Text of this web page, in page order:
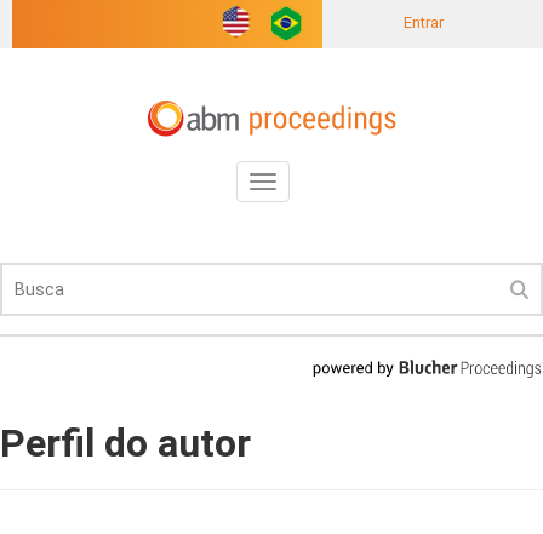
Entrar
Toggle
navigation
Perfil do autor